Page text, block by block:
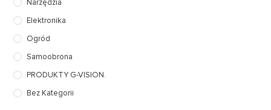
Narzędzia
Elektronika
Ogród
Samoobrona
PRODUKTY G-VISION.
Bez Kategorii